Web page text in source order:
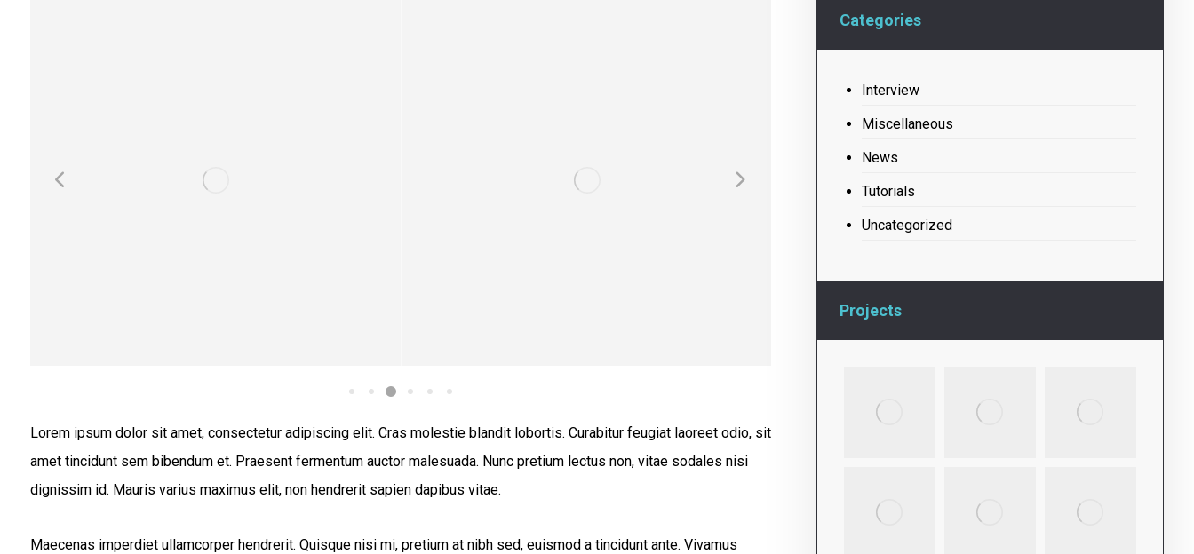
Lorem ipsum dolor sit amet, consectetur adipiscing elit. Cras molestie blandit lobortis. Curabitur feugiat laoreet odio, sit
amet tincidunt sem bibendum et. Praesent fermentum auctor malesuada. Nunc pretium lectus non, vitae sodales nisi
dignissim id. Mauris varius maximus elit, non hendrerit sapien dapibus vitae.
Maecenas imperdiet ullamcorper hendrerit. Quisque nisi mi, pretium at nibh sed, euismod a tincidunt ante. Vivamus
Categories
Interview
Miscellaneous
News
Tutorials
Uncategorized
Projects